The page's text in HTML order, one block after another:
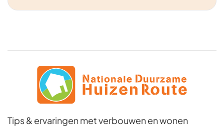
Tips & ervaringen met verbouwen en wonen